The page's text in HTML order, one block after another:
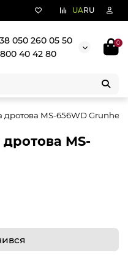
UARU
050 260 05 50
40 42 80
0
MS-656WD
MS-